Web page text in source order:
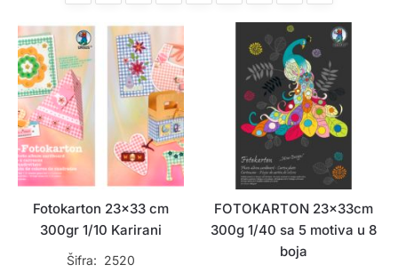
Fotokarton 23×33 cm
300gr 1/10 Karirani
Šifra: 2520
FOTOKARTON 23x33cm
300g 1/40 sa 5 motiva u 8
boja